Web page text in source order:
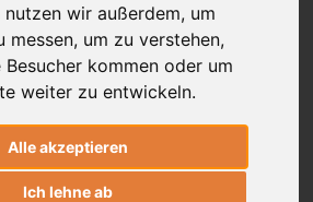
wir außerdem, um
messen, um zu verstehen,
Besucher kommen oder um
weiter zu entwickeln.
Alle akzeptieren
Ich lehne ab